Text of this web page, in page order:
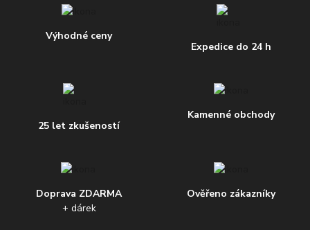
Výhodné ceny
Expedice do 24 h
25 let zkušeností
Kamenné obchody
Doprava ZDARMA
+ dárek
Ověřeno zákazníky